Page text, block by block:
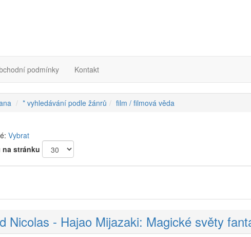
podmínky Kontakt
* vyhledávání podle žánrů film / filmová věda
Vybrat
na stránku
Nicolas - Hajao Mijazaki: Magické světy